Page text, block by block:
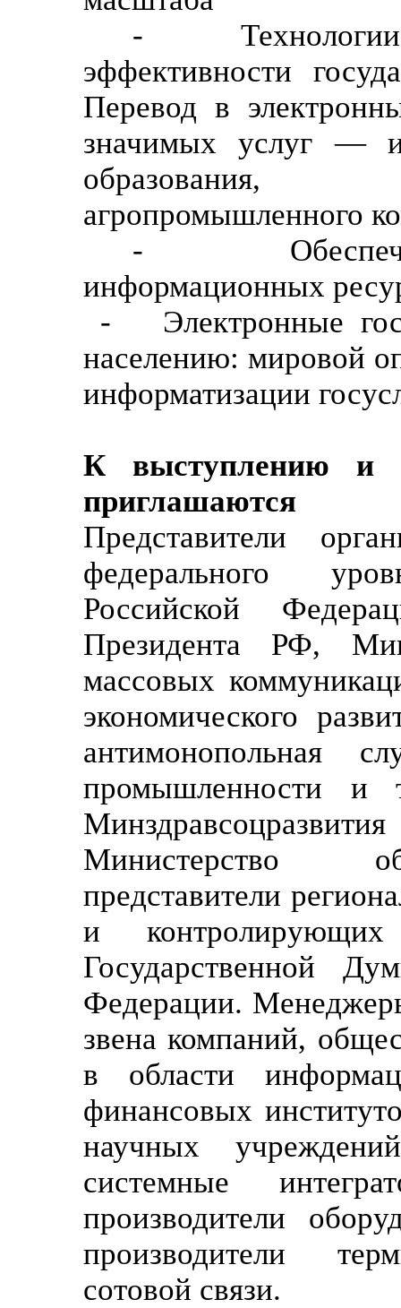
- Технологии
эффективности
Перевод в
значимых услуг —
образования,
агропромышленного
-
информационных
- Электронные
населению: мировой
информатизации
К выступлению и
приглашаются
Представители
федерального
Российской
Президента РФ,
массовых
экономического
антимонопольная
промышленности
Министерство
представители
и
Государственной
Федерации.
звена компаний,
в области
финансовых
научных
системные
производители
производители
сотовой связи.